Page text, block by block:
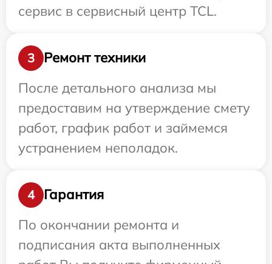
сервис в сервисный центр TCL.
3
Ремонт техники
После детального анализа мы
предоставим на утверждение смету
работ, график работ и займемся
устранением неполадок.
4
Гарантия
По окончании ремонта и
подписания акта выполненных